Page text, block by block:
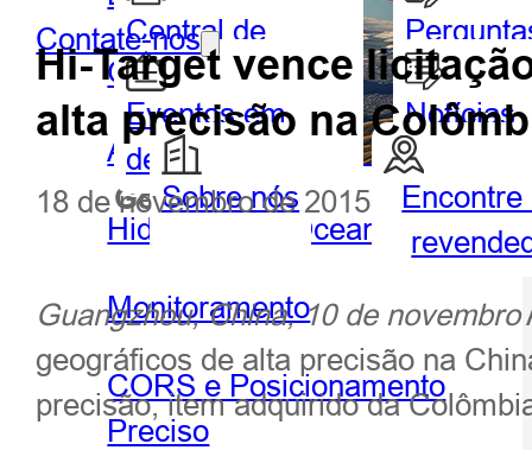
GIS portátil e tablet
Agricultura de precisão
Hidrografia e Oceanografia
Monitoramento
CORS e Posicionamento
Preciso
Geoespacial
Central de
Parceiros
Eventos em
destaque
Notícias
Contate-nos
Sobre nós
Encontre
Hi-Target vence
alta precisão na
18 de novembro de 2015
Guangzhou, China, 10 de novembro
geográficos de alta precisão na
precisão, item adquirido da